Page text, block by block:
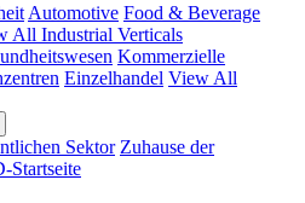
Automotive Food & Beverage
All Industrial Verticals
Kommerzielle
Einzelhandel View All
Sektor Zuhause der
Startseite